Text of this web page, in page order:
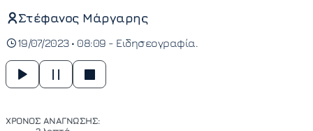
Στέφανος Μάργαρης
19/07/2023 • 08:09 - Ειδησεογραφία
ΧΡΟΝΟΣ ΑΝΑΓΝΩΣΗΣ: